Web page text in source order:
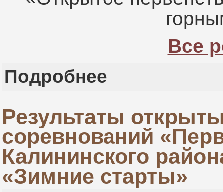
Все
Подробнее
Результаты
соревнований
Калининского
«Зимние старты»